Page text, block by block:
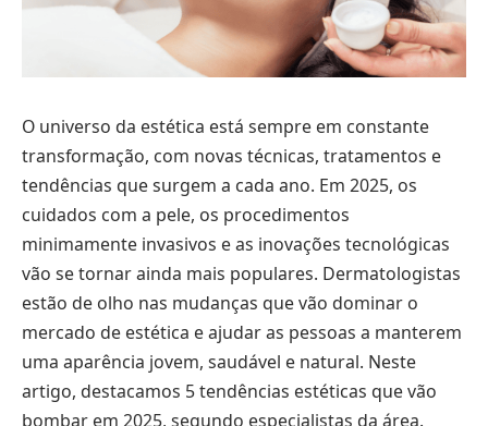
O universo da estética está sempre em constante
transformação, com novas técnicas, tratamentos e
tendências que surgem a cada ano. Em 2025, os
cuidados com a pele, os procedimentos
minimamente invasivos e as inovações tecnológicas
vão se tornar ainda mais populares. Dermatologistas
estão de olho nas mudanças que vão dominar o
mercado de estética e ajudar as pessoas a manterem
uma aparência jovem, saudável e natural. Neste
artigo, destacamos 5 tendências estéticas que vão
bombar em 2025, segundo especialistas da área.